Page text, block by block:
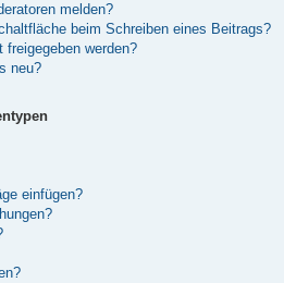
melden?
beim Schreiben eines Beitrags?
werden?
neu?
einfügen?